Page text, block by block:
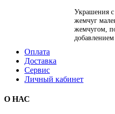
Украшения с
жемчуг
жемчугом,
Оплата
Доставка
Сервис
Личный кабинет
О НАС